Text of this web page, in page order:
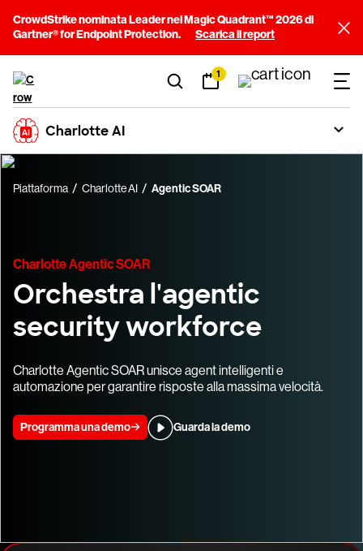
CrowdStrike nominata Leader nel Magic Quadrant™ 2026 di
Gartner® for Endpoint Protection.
Scarica il report
1
Charlotte AI
Piattaforma Charlotte AI Agentic SOAR
Charlotte Agentic SOAR
Orchestra l'agentic
security workforce
Charlotte Agentic SOAR unisce agent intelligenti e
automazione per garantire risposte alla massima velocità.
Programma una demo Guarda la demo